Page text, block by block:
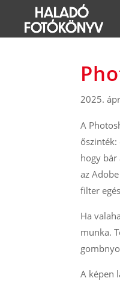
2025.
A
hogy bár
az
filter
Ha
munka.
A képen